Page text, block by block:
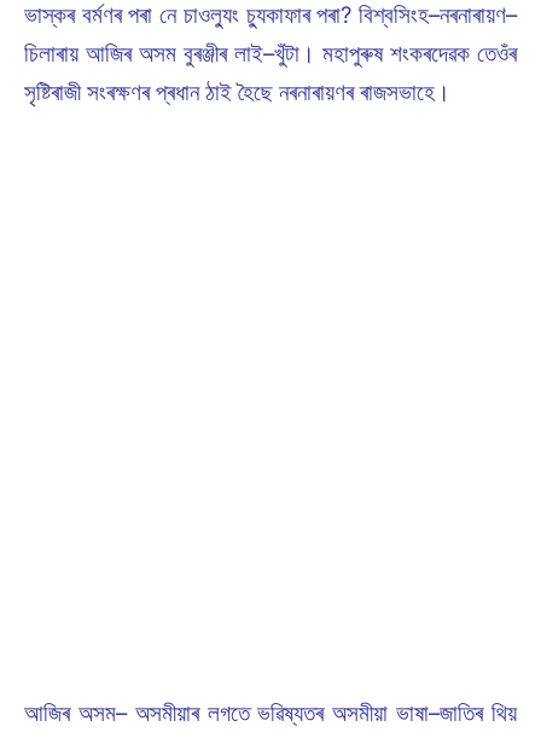
ভাস্কৰ বৰ্মণৰ পৰা নে চাওল্যুং চ্যুকাফাৰ পৰা? বিশ্বসিংহ–নৰনাৰায়ণ–
চিলাৰায় আজিৰ অসম বুৰঞ্জীৰ লাই–খুঁটা। মহাপুৰুষ শংকৰদেৱক তেওঁৰ
সৃষ্টিৰাজী সংৰক্ষণৰ প্ৰধান ঠাই হৈছে নৰনাৰায়ণৰ ৰাজসভাহে।
আজিৰ অসম– অসমীয়াৰ লগতে ভৱিষ্যতৰ অসমীয়া ভাষা–জাতিৰ থিয়